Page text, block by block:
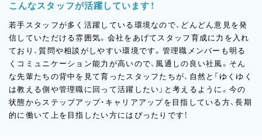
こんなスタッフが活躍しています！
若手スタッフが多く活躍している環境なので、どんどん意見を発
信していただける雰囲気。会社をあげてスタッフ育成に力を入れ
ており、質問や相談がしやすい環境です。管理職メンバーも明る
くコミュニケーション能力が高いので、風通しの良い社風。そん
な先輩たちの背中を見て育ったスタッフたちが、自然と「ゆくゆく
は教える側や管理職に回って活躍したい」と考えるように。今の
状態からステップアップ・キャリアアップを目指している方、長期
的に働いて上を目指したい方にはぴったりです！